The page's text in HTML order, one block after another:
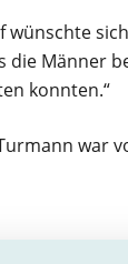
wünschte
die Männer
konnten.“
war